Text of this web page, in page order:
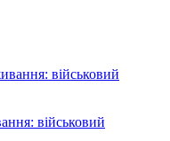
військовий